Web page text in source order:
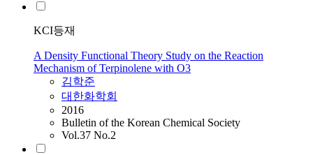
KCI등재
A Density Functional Theory Study on the Reaction
Mechanism of Terpinolene with O3
김학준
대한화학회
2016
Bulletin of the Korean Chemical Society
Vol.37 No.2